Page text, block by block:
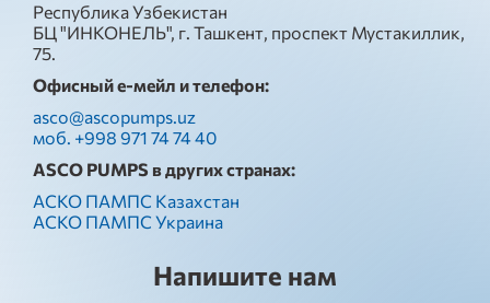
Республика Узбекистан
БЦ "ИНКОНЕЛЬ", г. Ташкент, проспект Мустакиллик,
75.
Офисный е-мейл и телефон:
asco@ascopumps.uz
моб. +998 971 74 74 40
ASCO PUMPS в других странах:
АСКО ПАМПС Казахстан
АСКО ПАМПС Украина
Напишите нам